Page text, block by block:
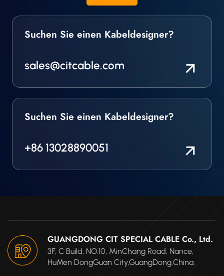
Suchen Sie einen Kabeldesigner?
sales@citcable.com
Suchen Sie einen Kabeldesigner?
+86 13028890051
GUANGDONG CIT SPECIAL CABLE Co., Ltd.
3F, C Build, NO.10, MinChang Road, Nance,
HuMen DongGuan City,GuangDong.China.